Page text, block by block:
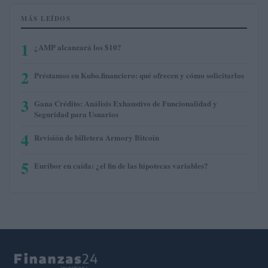
MÁS LEÍDOS
1 ¿AMP alcanzará los $10?
2 Préstamos en Kubo.financiero: qué ofrecen y cómo solicitarlos
3 Gana Crédito: Análisis Exhaustivo de Funcionalidad y
Seguridad para Usuarios
4 Revisión de billetera Armory Bitcoin
5 Euríbor en caída: ¿el fin de las hipotecas variables?